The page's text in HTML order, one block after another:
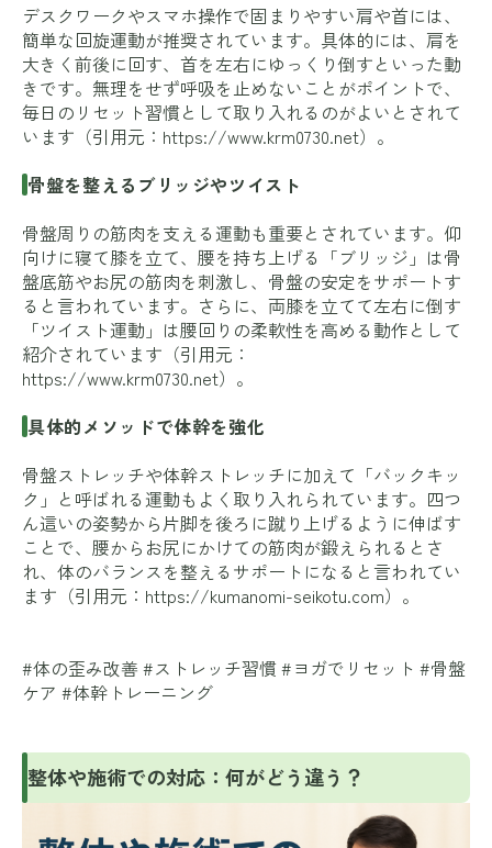
デスクワークやスマホ操作で固まりやすい肩や首には、
簡単な回旋運動が推奨されています。具体的には、肩を
大きく前後に回す、首を左右にゆっくり倒すといった動
きです。無理をせず呼吸を止めないことがポイントで、
毎日のリセット習慣として取り入れるのがよいとされて
います（引用元： https://www.krm0730.net）。
骨盤を整えるブリッジやツイスト
骨盤周りの筋肉を支える運動も重要とされています。仰
向けに寝て膝を立て、腰を持ち上げる「ブリッジ」は骨
盤底筋やお尻の筋肉を刺激し、骨盤の安定をサポートす
ると言われています。さらに、両膝を立てて左右に倒す
「ツイスト運動」は腰回りの柔軟性を高める動作として
紹介されています（引用元：
https://www.krm0730.net）。
具体的メソッドで体幹を強化
骨盤ストレッチや体幹ストレッチに加えて「バックキッ
ク」と呼ばれる運動もよく取り入れられています。四つ
ん這いの姿勢から片脚を後ろに蹴り上げるように伸ばす
ことで、腰からお尻にかけての筋肉が鍛えられるとさ
れ、体のバランスを整えるサポートになると言われてい
ます（引用元： https://kumanomi-seikotu.com）。
#体の歪み改善 #ストレッチ習慣 #ヨガでリセット #骨盤
ケア #体幹トレーニング
整体や施術での対応：何がどう違う？